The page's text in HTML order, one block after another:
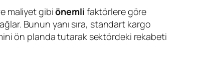
maliyet gibiönemli faktörlere göre
Bunun yanı sıra, standart kargo
ön planda tutarak sektördeki rekabeti